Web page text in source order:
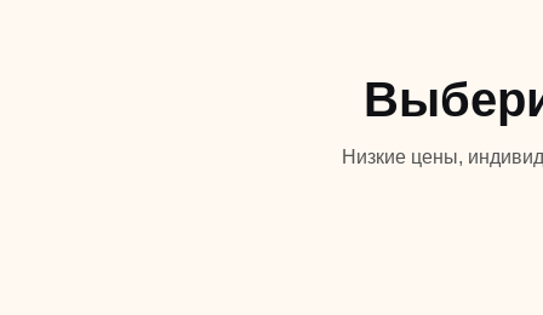
Низкие цены,